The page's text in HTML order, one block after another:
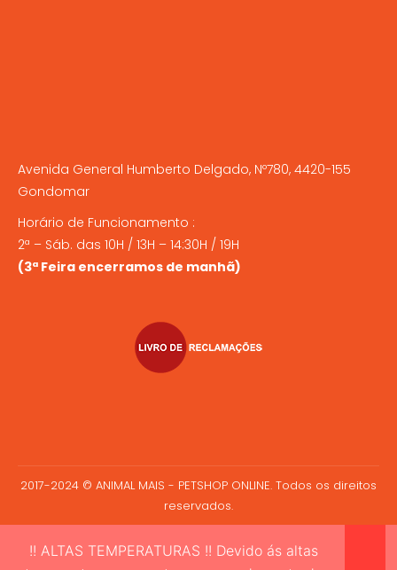
Avenida General Humberto Delgado, Nº780, 4420-155
Gondomar
Horário de Funcionamento :
2ª – Sáb. das 10H / 13H – 14:30H / 19H
(3ª Feira encerramos de manhã)
2017-2024 © ANIMAL MAIS - PETSHOP ONLINE. Todos os direitos
reservados.
!! ALTAS TEMPERATURAS !! Devido ás altas